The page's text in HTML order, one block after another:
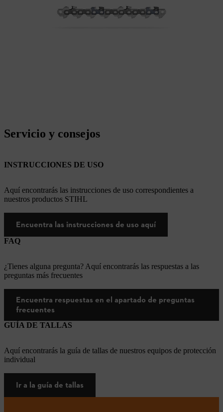
Servicio y consejos
INSTRUCCIONES DE USO
Aquí encontrarás las instrucciones de uso correspondientes a
nuestros productos STIHL
Encuentra las instrucciones de uso aquí
FAQ
¿Tienes alguna pregunta? Aquí encontrarás las respuestas a las
preguntas más frecuentes
Encuentra respuestas en el apartado de preguntas
frecuentes
GUÍA DE TALLAS
Aquí encontrarás la guía de tallas de nuestros equipos de protección
individual
Ir a la guía de tallas